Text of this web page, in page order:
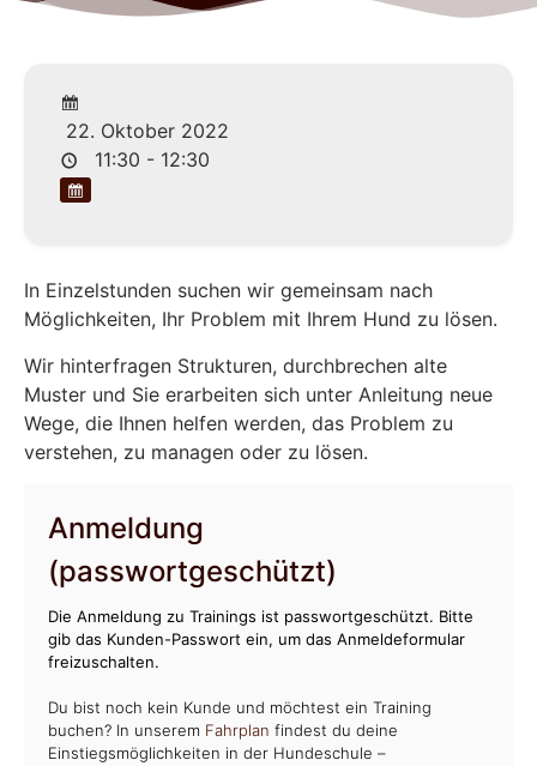
22. Oktober 2022
11:30 - 12:30
In Einzelstunden suchen wir gemeinsam nach
Möglichkeiten, Ihr Problem mit Ihrem Hund zu lösen.
Wir hinterfragen Strukturen, durchbrechen alte
Muster und Sie erarbeiten sich unter Anleitung neue
Wege, die Ihnen helfen werden, das Problem zu
verstehen, zu managen oder zu lösen.
Anmeldung
(passwortgeschützt)
Die Anmeldung zu Trainings ist passwortgeschützt. Bitte
gib das Kunden-Passwort ein, um das Anmeldeformular
freizuschalten.
Du bist noch kein Kunde und möchtest ein Training
buchen? In unserem Fahrplan findest du deine
Einstiegsmöglichkeiten in der Hundeschule –